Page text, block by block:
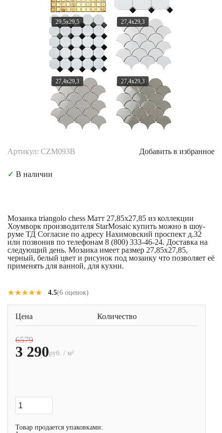
29,5x29,5 27,4x29,3
27,4x29,3 27,4x29,3
Артикул: CZM093B Добавить в избранное
✓ В наличии
Мозаика triangolo chess Матт 27,85x27,85 из коллекции
Хоумворк производителя StarMosaic купить можно в шоу-
руме ТД Согласие по адресу Нахимовский проспект д.32
или позвонив по телефонам 8 (800) 333-46-24. Доставка на
следующий день. Мозаика имеет размер 27,85x27,85,
черный, белый цвет и рисунок под мозаику что позволяет её
применять для ванной, для кухни.
★★★★★
★★★★★ 4.5(6 оценок)
Цена Количество
6579
3 290руб. / м²
Товар продается упаковками: